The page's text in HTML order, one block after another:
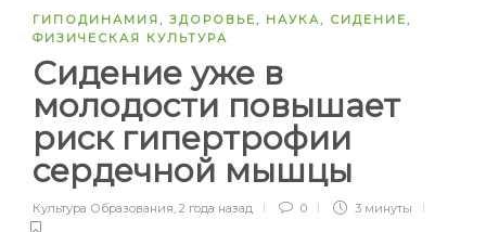
ГИПОДИНАМИЯ, ЗДОРОВЬЕ, НАУКА, СИДЕНИЕ,
ФИЗИЧЕСКАЯ КУЛЬТУРА
Сидение уже в
молодости повышает
риск гипертрофии
сердечной мышцы
Культура Образования, 2 года назад 0 3 минуты